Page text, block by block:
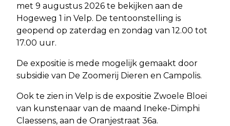
met 9 augustus 2026 te bekijken aan de
Hogeweg 1 in Velp. De tentoonstelling is
geopend op zaterdag en zondag van 12.00 tot
17.00 uur.
De expositie is mede mogelijk gemaakt door
subsidie van De Zoomerij Dieren en Campolis.
Ook te zien in Velp is de expositie Zwoele Bloei
van kunstenaar van de maand Ineke-Dimphi
Claessens, aan de Oranjestraat 36a.